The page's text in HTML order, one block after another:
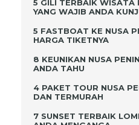
5 GILI TERBAIK WISATA
YANG WAJIB ANDA
5 FASTBOAT KE NUSA
HARGA TIKETNYA
8 KEUNIKAN NUSA
ANDA TAHU
4 PAKET TOUR NUSA
DAN TERMURAH
7 SUNSET TERBAIK